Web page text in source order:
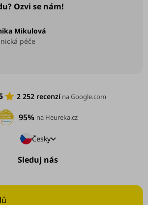
Ozvi se nám!
Mikulová
péče
Sleduj nás
2 252 recenzína Google.com
95% na Heureka.cz
Česky